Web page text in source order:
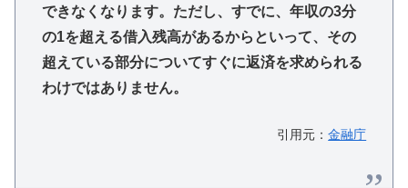
できなくなります。ただし、すでに、年収の3分
の1を超える借入残高があるからといって、その
超えている部分についてすぐに返済を求められる
わけではありません。
引用元：金融庁